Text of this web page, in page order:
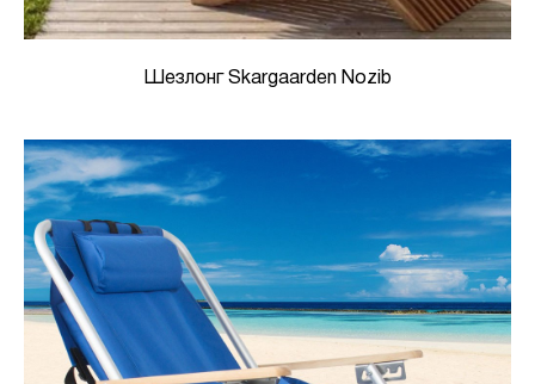
Шезлонг Skargaarden Nozib